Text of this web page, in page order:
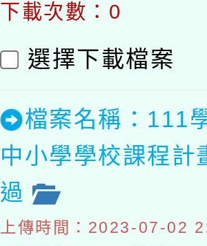
下載次數：0
選擇下載檔案
檔案名稱：111
中小學學校課程計
過
上傳時間：2023-07-02